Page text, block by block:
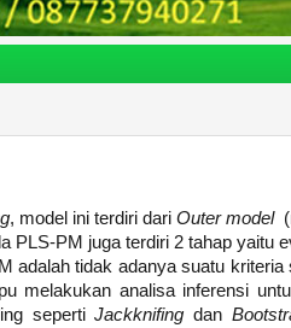
, model ini terdiri dari Outer model
PLS-PM juga terdiri 2 tahap yaitu
adalah tidak adanya suatu
melakukan analisa inferensi
sepertiJackknifing dan